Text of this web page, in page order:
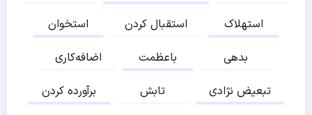
استخوان
استقبال کردن
استهلاک
اضافه‌کاری
باعظمت
بدهی
برآورده کردن
تابش
تبعیض نژادی